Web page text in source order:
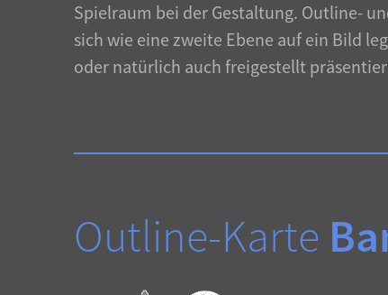
Spielraum bei der Gestaltung. Outline-
sich wie eine zweite Ebene auf ein Bild
oder natürlich auch freigestellt
Outline-Karte